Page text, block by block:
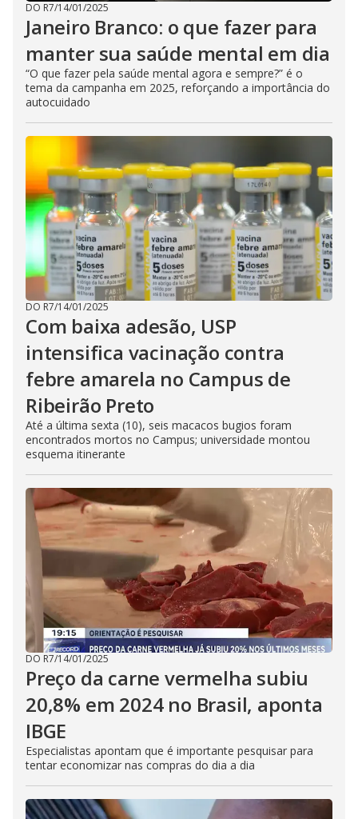
DO R7/14/01/2025
Janeiro Branco: o que fazer para
manter sua saúde mental em dia
“O que fazer pela saúde mental agora e sempre?” é o
tema da campanha em 2025, reforçando a importância do
autocuidado
DO R7/14/01/2025
Com baixa adesão, USP
intensifica vacinação contra
febre amarela no Campus de
Ribeirão Preto
Até a última sexta (10), seis macacos bugios foram
encontrados mortos no Campus; universidade montou
esquema itinerante
DO R7/14/01/2025
Preço da carne vermelha subiu
20,8% em 2024 no Brasil, aponta
IBGE
Especialistas apontam que é importante pesquisar para
tentar economizar nas compras do dia a dia